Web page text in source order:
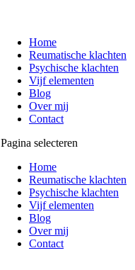
Home
Reumatische klachten
Psychische klachten
Vijf elementen
Blog
Over mij
Contact
Pagina selecteren
Home
Reumatische klachten
Psychische klachten
Vijf elementen
Blog
Over mij
Contact